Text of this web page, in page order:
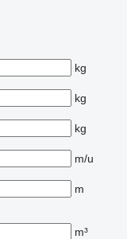
kg
kg
kg
m/u
m
m³